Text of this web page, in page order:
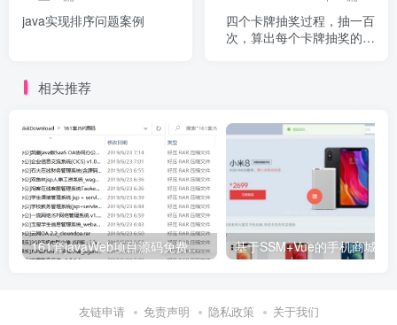
java实现排序问题案例
四个卡牌抽奖过程，抽一百
次，算出每个卡牌抽奖的概
相关推荐
161套javaWeb项目源码免费分享
友链申请 免责声明 隐私政策 关于我们